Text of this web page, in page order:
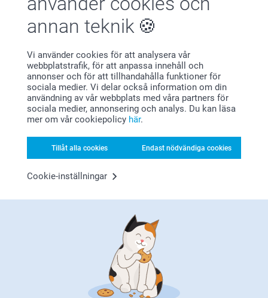
annan teknik
Vi använder cookies för att analysera vår
webbplatstrafik, för att anpassa innehåll och
annonser och för att tillhandahålla funktioner för
sociala medier. Vi delar också information om din
användning av vår webbplats med våra partners för
sociala medier, annonsering och analys. Du kan läsa
mer om vår cookiepolicy här.
Tillåt alla cookies Endast nödvändiga cookies
Cookie-inställningar
Vi önskar dig en fin dag!
Varma hälsningar,
Kirsi @smartphoto
Syn bara att tavlan inte va på svenska
Kenneth,
2024-05-02
Jag valde en charmig men lite oskarp bild för trätavlan
eftersom trä är ett lite "skrovligt" material. Det visade sig
vara ett bra val, det blev riktigt bra och jag är jättenöjd med
resultatet.
Visa reaktioner
2024-05-03
enkelt och superfint sätt att skapa ett eget konstverk
med favoritbilden. Tack för att du delar med dig!
Kirsi @smartphoto
Relaterade produkter
Väggkalender
6 varianter
Från 159,00